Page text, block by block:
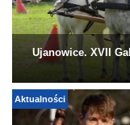
Ujanowice. XVII
Aktualności